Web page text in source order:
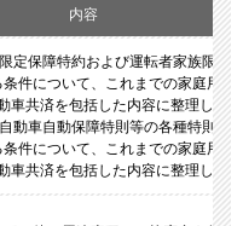
内容
定保障特約および運転者家族限定
件について、これまでの家庭用自
車共済を包括した内容に整理しま
動車自動保障特則等の各種特則・
件について、これまでの家庭用自
車共済を包括した内容に整理しま